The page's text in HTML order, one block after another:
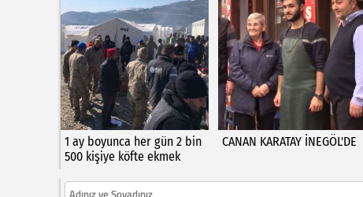
1 ay boyunca her gün 2 bin
500 kişiye köfte ekmek
CANAN KARATAY İNEGÖL'DE